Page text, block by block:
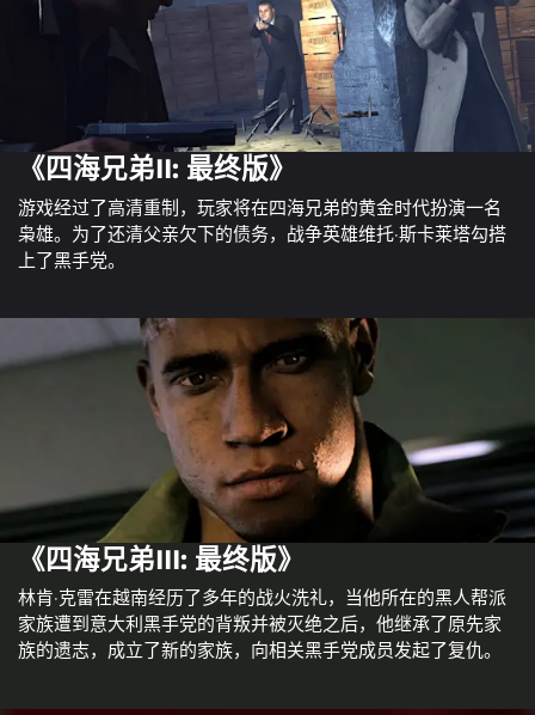
《四海兄弟II: 最终版》
游戏经过了高清重制，玩家将在四海兄弟的黄金时代扮演一名
枭雄。为了还清父亲欠下的债务，战争英雄维托·斯卡莱塔勾搭
上了黑手党。
《四海兄弟III: 最终版》
林肯·克雷在越南经历了多年的战火洗礼，当他所在的黑人帮派
家族遭到意大利黑手党的背叛并被灭绝之后，他继承了原先家
族的遗志，成立了新的家族，向相关黑手党成员发起了复仇。